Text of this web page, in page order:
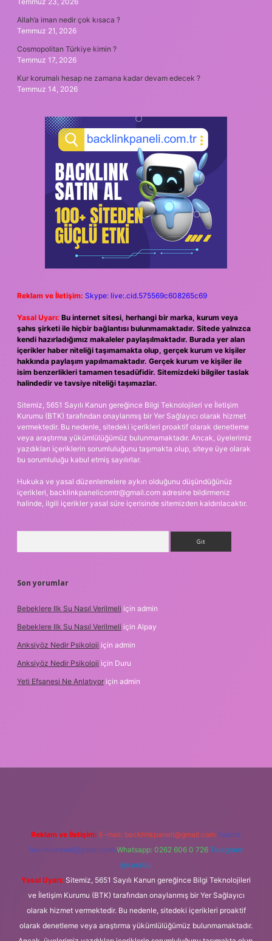
Allah’a iman nedir çok kısaca ?
Temmuz 21, 2026
Cosmopolitan Türkiye kimin ?
Temmuz 17, 2026
Kur korumalı hesap ne zamana kadar devam edecek ?
Temmuz 14, 2026
Reklam ve İletişim: Skype: live:.cid.575569c608265c69
Yasal Uyarı: Bu internet sitesi, herhangi bir marka, kurum veya
şahıs şirketi ile hiçbir bağlantısı bulunmamaktadır. Sitede yalnızca
kendi hazırladığımız makaleler paylaşılmaktadır. Burada yer alan
içerikler haber niteliği taşımamakta olup, gerçek kurum ve kişiler
hakkında paylaşım yapılmamaktadır. Gerçek kurum ve kişiler ile
isim benzerlikleri tamamen tesadüfidir. Sitemizdeki bilgiler taslak
halindedir ve tavsiye niteliği taşımazlar.
Sitemiz, 5651 Sayılı Kanun gereğince Bilgi Teknolojileri ve İletişim
Kurumu (BTK) tarafından onaylanmış bir Yer Sağlayıcı olarak hizmet
vermektedir. Bu nedenle, sitedeki içerikleri proaktif olarak denetleme
veya araştırma yükümlülüğümüz bulunmamaktadır. Ancak, üyelerimiz
yazdıkları içeriklerin sorumluluğunu taşımakta olup, siteye üye olarak
bu sorumluluğu kabul etmiş sayılırlar.
Hukuka ve yasal düzenlemelere aykırı olduğunu düşündüğünüz
içerikleri, backlinkpanelicomtr@gmail.com adresine bildirmeniz
halinde, ilgili içerikler yasal süre içerisinde sitemizden kaldırılacaktır.
Son yorumlar
Bebeklere Ilk Su Nasıl Verilmeli için admin
Bebeklere Ilk Su Nasıl Verilmeli için Alpay
Anksiyöz Nedir Psikoloji için admin
Anksiyöz Nedir Psikoloji için Duru
Yeti Efsanesi Ne Anlatıyor için admin
Reklam ve İletişim: E-mail: backlinkpaneli@gmail.com Teams:
forumhizmeti@gmail.com Whatsapp: 0262 606 0 726 Telegram:
@karabul
Yasal Uyarı: Sitemiz, 5651 Sayılı Kanun gereğince Bilgi Teknolojileri
ve İletişim Kurumu (BTK) tarafından onaylanmış bir Yer Sağlayıcı
olarak hizmet vermektedir. Bu nedenle, sitedeki içerikleri proaktif
olarak denetleme veya araştırma yükümlülüğümüz bulunmamaktadır.